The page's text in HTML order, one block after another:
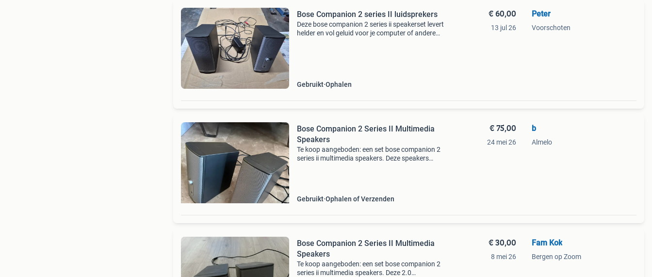
Bose Companion 2 series II luidsprekers
Deze bose companion 2 series ii speakerset levert
helder en vol geluid voor je computer of andere
Gebruikt Ophalen
€ 60,00
13 jul 26
Peter
Voorschoten
Bose Companion 2 Series II Multimedia
Speakers
Te koop aangeboden: een set bose companion 2
series ii multimedia speakers. Deze speakers
Gebruikt Ophalen of Verzenden
€ 75,00
24 mei 26
b
Almelo
Bose Companion 2 Series II Multimedia
Speakers
Te koop aangeboden: een set bose companion 2
series ii multimedia speakers. Deze 2.0
€ 30,00
8 mei 26
Fam Kok
Bergen op Zoom